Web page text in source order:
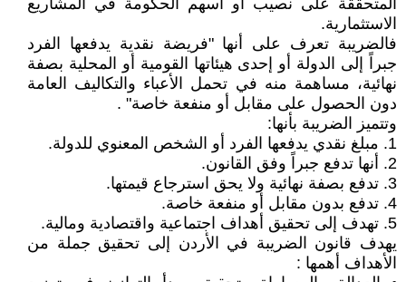
المتحققة على نصيب أو أسهم الحكومة في المشاريع
الاستثمارية.
فالضريبة تعرف على أنها "فريضة نقدية يدفعها الفرد
جبراً إلى الدولة أو إحدى هيئاتها القومية أو المحلية بصفة
نهائية، مساهمة منه في تحمل الأعباء والتكاليف العامة
دون الحصول على مقابل أو منفعة خاصة" .
وتتميز الضريبة بأنها:
1. مبلغ نقدي يدفعها الفرد أو الشخص المعنوي للدولة.
2. أنها تدفع جبراً وفق القانون.
3. تدفع بصفة نهائية ولا يحق استرجاع قيمتها.
4. تدفع بدون مقابل أو منفعة خاصة.
5. تهدف إلى تحقيق أهداف اجتماعية واقتصادية ومالية.
يهدف قانون الضريبة في الأردن إلى تحقيق جملة من
الأهداف أهمها :